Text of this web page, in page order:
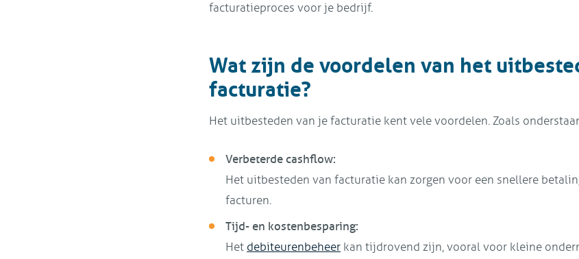
facturatieproces voor je bedrijf.
Wat zijn de voordelen van het
facturatie?
Het uitbesteden van je facturatie kent vele voordelen. Zoals
Verbeterde cashflow:
Het uitbesteden van facturatie kan zorgen voor een snellere
facturen.
Tijd- en kostenbesparing:
Het debiteurenbeheer kan tijdrovend zijn, vooral voor kleine